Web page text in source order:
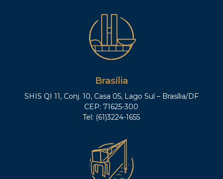
Brasília
SHIS QI 11, Conj. 10, Casa 05, Lago Sul – Brasília/DF
CEP: 71625-300
Tel: (61)3224-1655